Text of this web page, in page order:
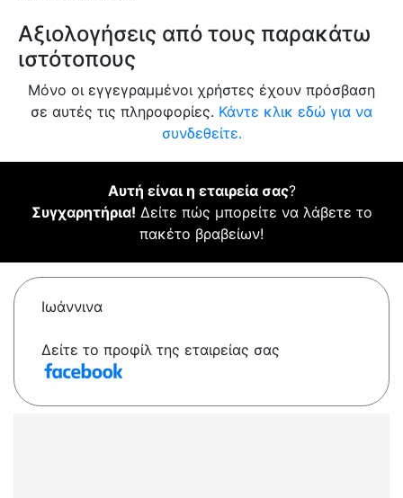
Αξιολογήσεις από τους παρακάτω
ιστότοπους
Μόνο οι εγγεγραμμένοι χρήστες έχουν πρόσβαση
σε αυτές τις πληροφορίες. Κάντε κλικ εδώ για να
συνδεθείτε.
Αυτή είναι η εταιρεία σας?
Συγχαρητήρια! Δείτε πώς μπορείτε να λάβετε το
πακέτο βραβείων!
Ιωάννινα
Δείτε το προφίλ της εταιρείας σας